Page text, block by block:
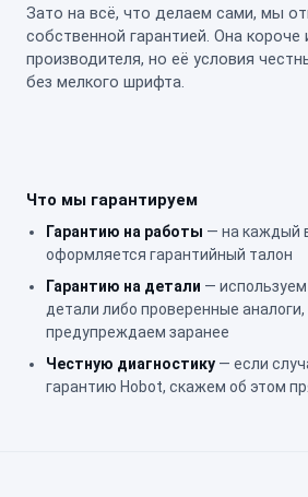
Зато на всё, что делаем сами, мы
собственной гарантией. Она короче
производителя, но её условия
без мелкого шрифта.
Что мы гарантируем
Гарантию на работы — на каждый
оформляется гарантийный талон
Гарантию на детали —
детали либо проверенные
предупреждаем заранее
Честную диагностику — если
гарантию Hobot, скажем об этом